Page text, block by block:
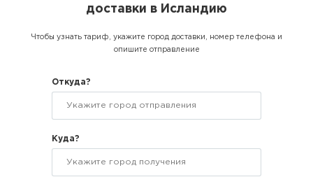
доставки в Исландию
Чтобы узнать тариф, укажите город доставки, номер телефона и
опишите отправление
Откуда?
Куда?